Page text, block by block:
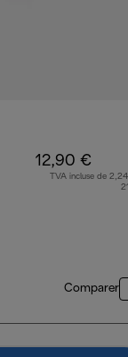
12,90 €
TVA incluse de
Comparer